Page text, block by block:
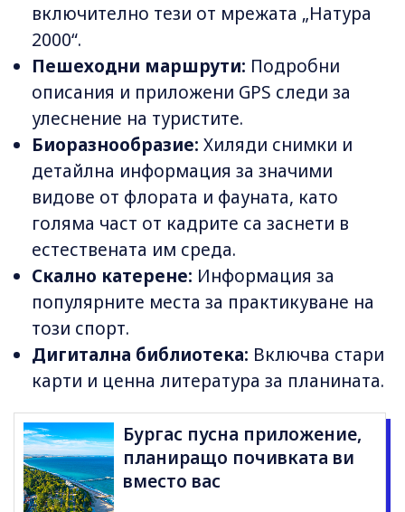
включително тези от мрежата „Натура
2000“.
Пешеходни маршрути: Подробни
описания и приложени GPS следи за
улеснение на туристите.
Биоразнообразие: Хиляди снимки и
детайлна информация за значими
видове от флората и фауната, като
голяма част от кадрите са заснети в
естествената им среда.
Скално катерене: Информация за
популярните места за практикуване на
този спорт.
Дигитална библиотека: Включва стари
карти и ценна литература за планината.
Бургас пусна приложение,
планиращо почивката ви
вместо вас